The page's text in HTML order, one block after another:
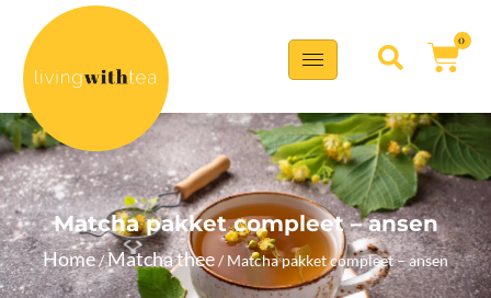
0
Matcha pakket compleet – ansen
Home/Matcha thee/ Matcha pakket compleet – ansen